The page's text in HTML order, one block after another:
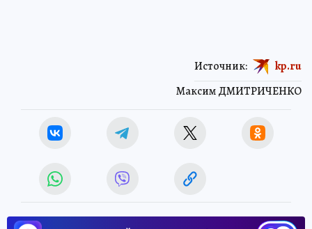
Максим ДМИТРИЧЕНКО
Источник: kp.ru